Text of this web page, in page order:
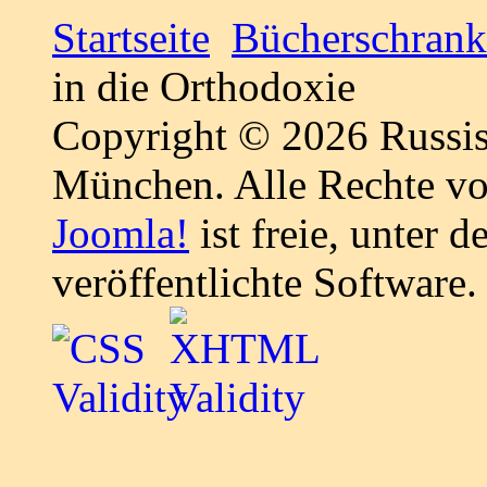
Startseite Bücherschrank
in die Orthodoxie
Copyright © 2026
München. Alle Rechte
Joomla! ist freie, unter
veröffentlichte Software.